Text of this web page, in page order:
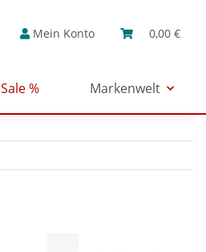
Mein Konto 0,00 €
Sale % Markenwelt